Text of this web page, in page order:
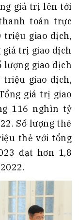
giá trị lên tới
toán trực
triệu giao dịch,
giá trị giao dịch
lượng giao dịch
triệu giao dịch,
giá trị giao
116 nghìn tỷ
Số lượng thẻ
thẻ với tổng
đạt hơn 1,8